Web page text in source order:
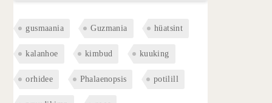
gusmaania Guzmania hüatsint
kalanhoe kimbud kuuking
orhidee Phalaenopsis potilill